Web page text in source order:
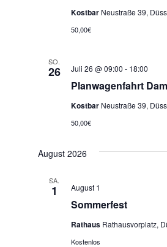
Kostbar Neustraße 39,
50,00€
SO.
26
Planwagenfahrt
Juli 26 @ 09:00 - 18:00
Kostbar Neustraße 39,
50,00€
August 2026
SA.
1
Sommerfest
August 1
Rathaus Rathausvorplatz,
Kostenlos